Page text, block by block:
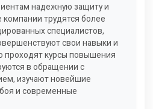
надежную защиту и
компании трудятся более
специалистов,
свои навыки и
проходят курсы повышения
в обращении с
изучают новейшие
и современные